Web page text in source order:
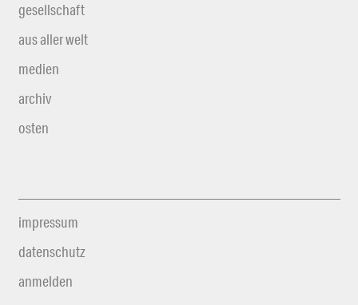
gesellschaft
aus aller welt
medien
archiv
osten
impressum
datenschutz
anmelden